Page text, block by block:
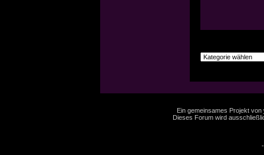
Ein gemeinsames Projekt von
Dieses Forum wird